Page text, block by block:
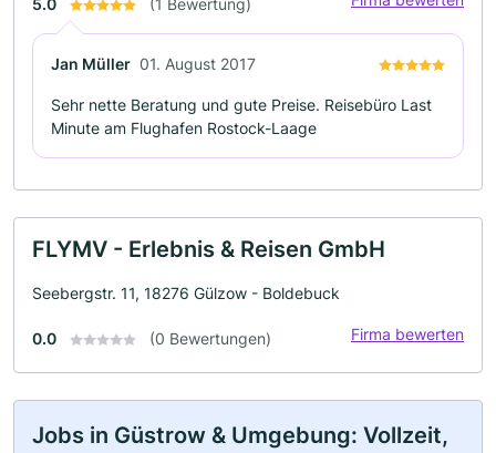
Jan Müller 01. August 2017
Sehr nette Beratung und gute Preise. Reisebüro Last
Minute am Flughafen Rostock-Laage
FLYMV - Erlebnis & Reisen GmbH
Seebergstr. 11, 18276 Gülzow - Boldebuck
0.0 (0 Bewertungen) Firma bewerten
Jobs in Güstrow & Umgebung: Vollzeit,